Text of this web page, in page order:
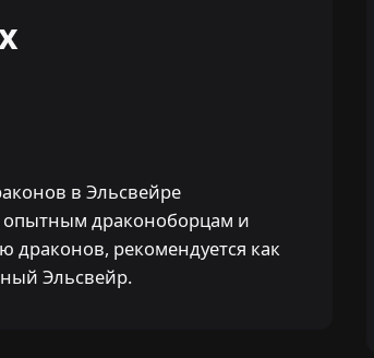
в Эльсвейре
драконоборцам и
рекомендуется как
Эльсвейр.